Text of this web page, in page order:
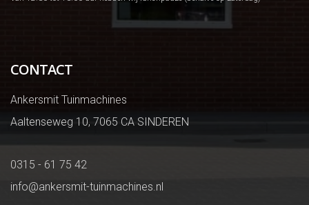
CONTACT
Ankersmit Tuinmachines
Aaltenseweg 10, 7065 CA SINDEREN
0315 - 61 75 42
info@ankersmit-tuinmachines.nl